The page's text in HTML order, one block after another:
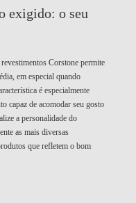
exigido: o seu
Corstone permite
em especial quando
é especialmente
capaz de acomodar seu gosto
a personalidade do
as mais diversas
que refletem o bom